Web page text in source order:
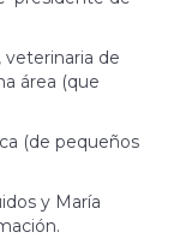
veterinaria de
área (que
(de pequeños
y María